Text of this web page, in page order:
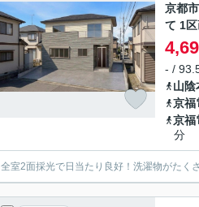
京都
て 1
- /
山陰
京福
京福
分
全室2面採光で日当たり良好！洗濯物がたく